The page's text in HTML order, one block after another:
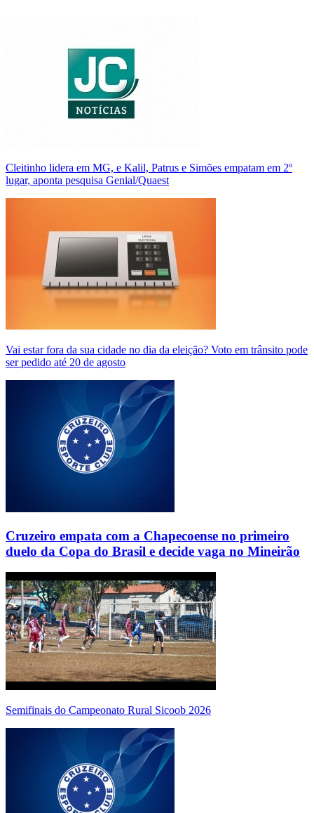
Cleitinho lidera em MG, e Kalil, Patrus e Simões empatam em 2º
lugar, aponta pesquisa Genial/Quaest
Vai estar fora da sua cidade no dia da eleição? Voto em trânsito pode
ser pedido até 20 de agosto
Cruzeiro empata com a Chapecoense no primeiro
duelo da Copa do Brasil e decide vaga no Mineirão
Semifinais do Campeonato Rural Sicoob 2026